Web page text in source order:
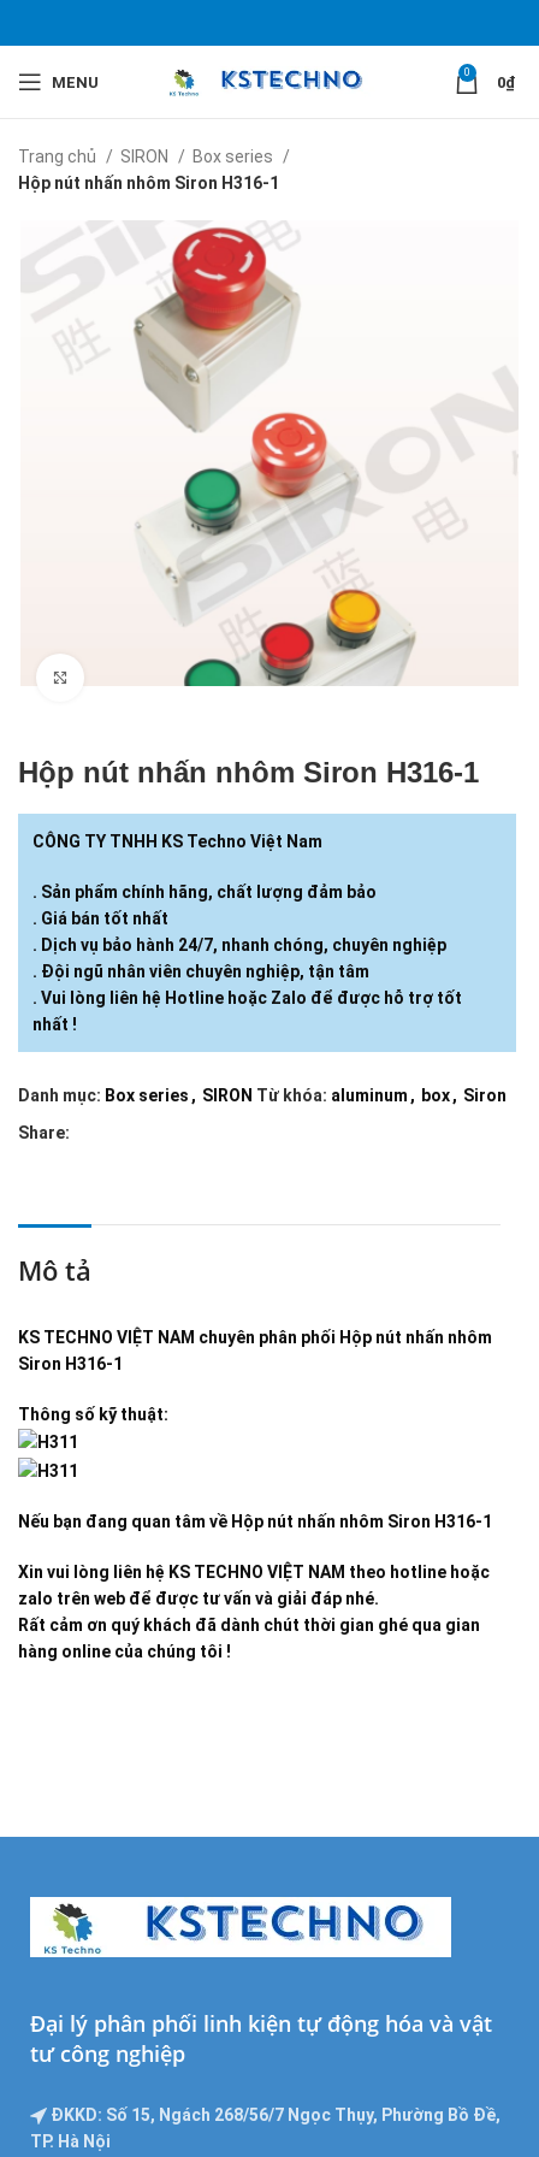
MENU
0
0₫
Trang chủ SIRON
Box series
Hộp nút nhấn nhôm Siron H316-1
Click to enlarge
Hộp nút nhấn nhôm Siron H316-1
CÔNG TY TNHH KS Techno Việt Nam
. Sản phẩm chính hãng, chất lượng đảm bảo
. Giá bán tốt nhất
. Dịch vụ bảo hành 24/7, nhanh chóng, chuyên nghiệp
. Đội ngũ nhân viên chuyên nghiệp, tận tâm
. Vui lòng liên hệ Hotline hoặc Zalo để được hỗ trợ tốt
nhất !
Danh mục: Box series , SIRON Từ khóa: aluminum , box, Siron
Share:
Mô tả
KS TECHNO VIỆT NAM chuyên phân phối Hộp nút nhấn nhôm
Siron H316-1
Thông số kỹ thuật:
Nếu bạn đang quan tâm về Hộp nút nhấn nhôm Siron H316-1
Xin vui lòng liên hệ KS TECHNO VIỆT NAM theo hotline hoặc
zalo trên web để được tư vấn và giải đáp nhé.
Rất cảm ơn quý khách đã dành chút thời gian ghé qua gian
hàng online của chúng tôi !
Đại lý phân phối linh kiện tự động hóa và vật
tư công nghiệp
ĐKKD: Số 15, Ngách 268/56/7 Ngọc Thụy, Phường Bồ Đề,
TP. Hà Nội